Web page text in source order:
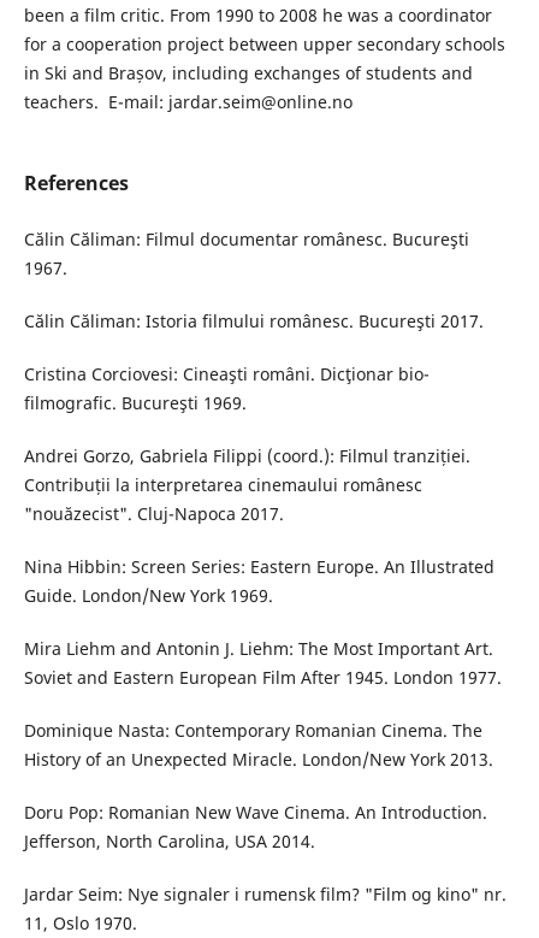
been a film critic. From 1990 to 2008 he was a coordinator
for a cooperation project between upper secondary schools
in Ski and Brașov, including exchanges of students and
teachers. E-mail: jardar.seim@online.no
References
Călin Căliman: Filmul documentar românesc. Bucureşti
1967.
Călin Căliman: Istoria filmului românesc. Bucureşti 2017.
Cristina Corciovesi: Cineaşti români. Dicţionar bio-
filmografic. Bucureşti 1969.
Andrei Gorzo, Gabriela Filippi (coord.): Filmul tranziției.
Contribuții la interpretarea cinemaului românesc
"nouăzecist". Cluj-Napoca 2017.
Nina Hibbin: Screen Series: Eastern Europe. An Illustrated
Guide. London/New York 1969.
Mira Liehm and Antonin J. Liehm: The Most Important Art.
Soviet and Eastern European Film After 1945. London 1977.
Dominique Nasta: Contemporary Romanian Cinema. The
History of an Unexpected Miracle. London/New York 2013.
Doru Pop: Romanian New Wave Cinema. An Introduction.
Jefferson, North Carolina, USA 2014.
Jardar Seim: Nye signaler i rumensk film? "Film og kino" nr.
11, Oslo 1970.